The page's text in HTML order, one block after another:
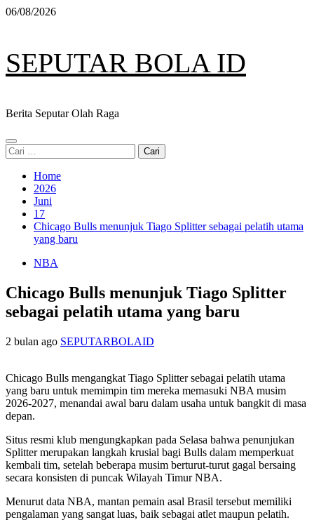
Skip
06/08/2026
SEPUTAR BOLA ID
Berita Seputar Olah Raga
Primary
Menu
Cari
untuk:
Home
2026
Juni
17
Chicago Bulls menunjuk Tiago Splitter sebagai pelatih utama
yang baru
NBA
Chicago Bulls menunjuk Tiago Splitter
sebagai pelatih utama yang baru
2 bulan ago SEPUTARBOLAID
Chicago Bulls mengangkat Tiago Splitter sebagai pelatih utama
yang baru untuk memimpin tim mereka memasuki NBA musim
2026-2027, menandai awal baru dalam usaha untuk bangkit di masa
depan.
Situs resmi klub mengungkapkan pada Selasa bahwa penunjukan
Splitter merupakan langkah krusial bagi Bulls dalam memperkuat
kembali tim, setelah beberapa musim berturut-turut gagal bersaing
secara konsisten di puncak Wilayah Timur NBA.
Menurut data NBA, mantan pemain asal Brasil tersebut memiliki
pengalaman yang sangat luas, baik sebagai atlet maupun pelatih.